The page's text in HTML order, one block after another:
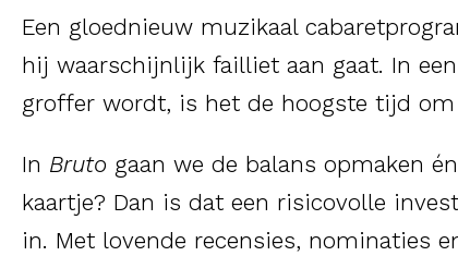
Een gloednieuw muzikaal
hij waarschijnlijk failliet aan gaat. In
groffer wordt, is het de hoogste tijd om
In Bruto gaan we de balans opmaken
kaartje? Dan is dat een risicovolle
in. Met lovende recensies, nominaties